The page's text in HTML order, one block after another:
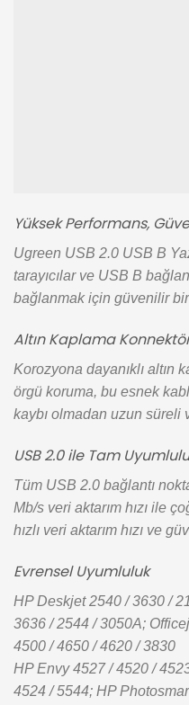
Yüksek Performans,
Ugreen USB 2.0 USB B
tarayıcılar ve USB B
bağlanmak için güvenilir
Altın Kaplama
Korozyona dayanıklı altın
örgü koruma, bu esnek
kaybı olmadan uzun süreli
USB 2.0 ile Tam
Tüm USB 2.0 bağlantı
Mb/s veri aktarım hızı ile
hızlı veri aktarım hızı ve
Evrensel Uyumluluk
HP Deskjet 2540 / 3630 /
3636 / 2544 / 3050A;
4500 / 4650 / 4620 / 3830
HP Envy 4527 / 4520 /
4524 / 5544; HP